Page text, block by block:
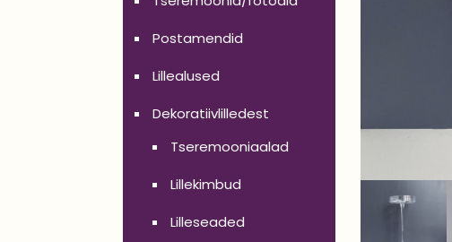
Postamendid
Lillealused
Dekoratiivlilledest
Tseremooniaalad
Lillekimbud
Lilleseaded